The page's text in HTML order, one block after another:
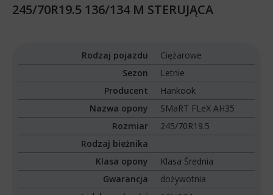
245/70R19.5 136/134 M STERUJĄCA
Rodzaj pojazdu
Ciężarowe
Sezon
Letnie
Producent
Hankook
Nazwa opony
SMaRT FLeX AH35
Rozmiar
245/70R19.5
Rodzaj bieżnika
Klasa opony
Klasa Średnia
Gwarancja
dożywotnia